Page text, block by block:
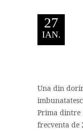
27
IAN.
Una din
Prima dintre
frecventa de